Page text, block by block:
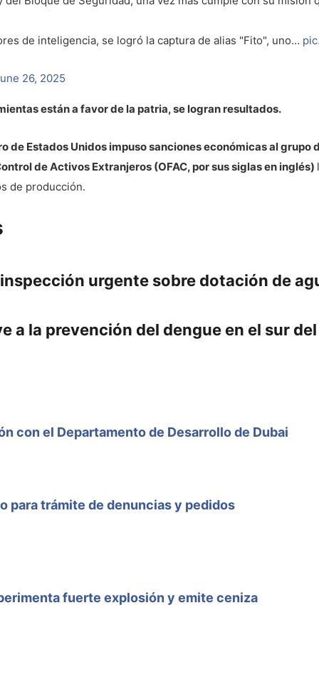
de inteligencia, se logró la captura de alias "Fito", uno…
26, 2025
están a favor de la patria, se logran resultados.
de Estados Unidos impuso sanciones económicas al grupo
de Activos Extranjeros (OFAC, por sus siglas en inglés)
de producción.
urgente sobre dotación de
a la prevención del dengue en el sur
con el Departamento de Desarrollo de Dubai
para trámite de denuncias y pedidos
fuerte explosión y emite ceniza